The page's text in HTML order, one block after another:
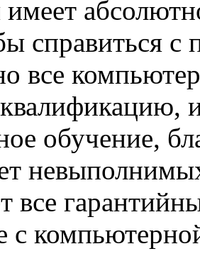
справиться
все
обучение,
все
с